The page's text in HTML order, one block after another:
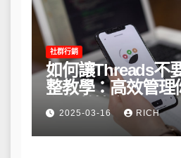
社群行銷
如何讓Threads不
整教學：高效管理
私與數據安全
2025-03-16 RICH